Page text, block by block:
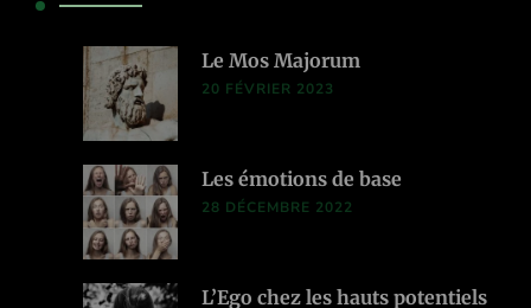
Le Mos Majorum
20 FÉVRIER 2023
Les émotions de base
28 DÉCEMBRE 2022
L’Ego chez les hauts potentiels